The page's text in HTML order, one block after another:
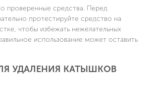
проверенные средства. Перед
протестируйте средство на
чтобы избежать нежелательных
использование может оставить
УДАЛЕНИЯ КАТЫШКОВ